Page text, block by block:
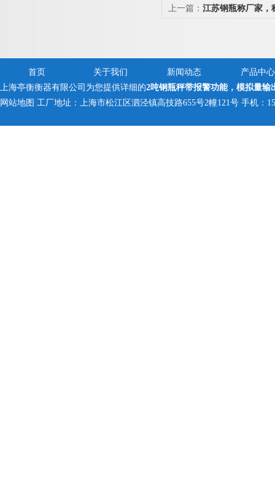
上一篇： 江苏钢瓶称厂家，
首页 关于我们 新闻动态
产品中心
上海亭衡衡器有限公司为您提供详细的2吨钢瓶秤带报警功能，模拟量输
网站地图 工厂地址：上海市松江区泗泾镇高技路655号2幢121号 手机：